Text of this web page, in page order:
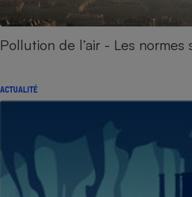
Pollution de l’air - Les normes
ACTUALITÉ